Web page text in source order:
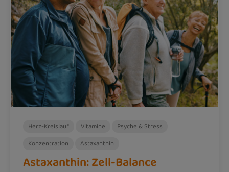
Herz-Kreislauf Vitamine
Psyche & Stress
Konzentration
Astaxanthin
Astaxanthin: Zell-Balance